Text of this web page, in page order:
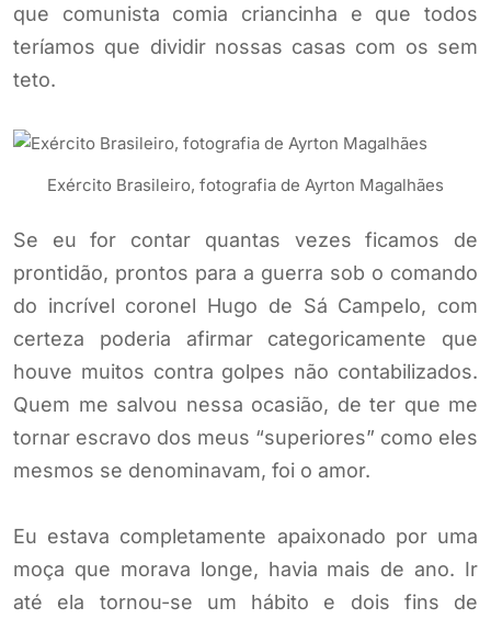
que comunista comia criancinha e que todos
teríamos que dividir nossas casas com os sem
teto.
Exército Brasileiro, fotografia de Ayrton Magalhães
Se eu for contar quantas vezes ficamos de
prontidão, prontos para a guerra sob o comando
do incrível coronel Hugo de Sá Campelo, com
certeza poderia afirmar categoricamente que
houve muitos contra golpes não contabilizados.
Quem me salvou nessa ocasião, de ter que me
tornar escravo dos meus “superiores” como eles
mesmos se denominavam, foi o amor.
Eu estava completamente apaixonado por uma
moça que morava longe, havia mais de ano. Ir
até ela tornou-se um hábito e dois fins de